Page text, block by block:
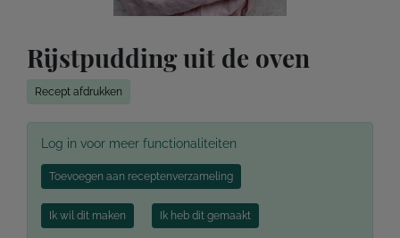
Rijstpudding uit de oven
Recept afdrukken
Log in voor meer functionaliteiten
Toevoegen aan receptenverzameling
Ik wil dit maken Ik heb dit gemaakt